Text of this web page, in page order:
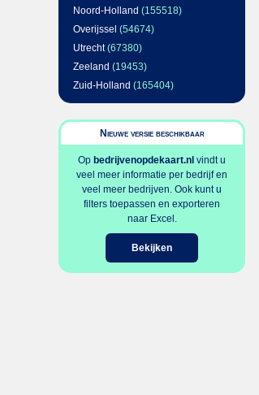
Noord-Holland (155518)
Overijssel (54674)
Utrecht(67380)
Zeeland (19453)
Zuid-Holland (165404)
Nieuwe versie beschikbaar
Op bedrijvenopdekaart.nl vindt u
veel meer informatie per bedrijf en
veel meer bedrijven. Ook kunt u
filters toepassen en exporteren
naar Excel.
Bekijken